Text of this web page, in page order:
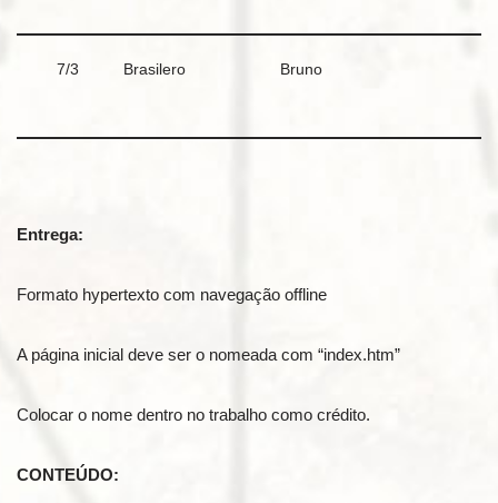
7/3 Brasilero Bruno
Entrega:
Formato hypertexto com navegação offline
A página inicial deve ser o nomeada com “index.htm”
Colocar o nome dentro no trabalho como crédito.
CONTEÚDO: